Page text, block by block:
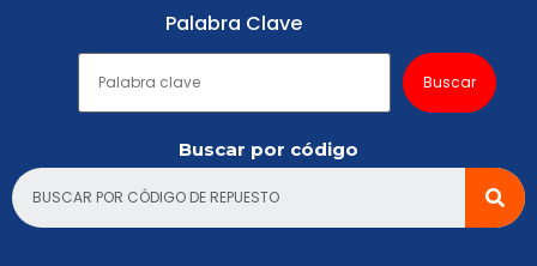
Palabra Clave
Buscar por código